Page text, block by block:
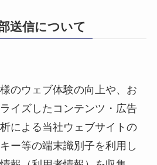
送信について
のウェブ体験の向上や、お
イズしたコンテンツ・広告
による当社ウェブサイトの
ー等の端末識別子を利用し